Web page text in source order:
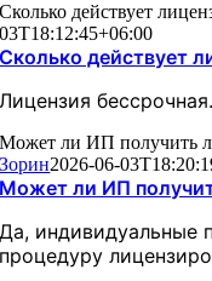
Сколько действует
03T18:12:45+06:00
Сколько действует
Лицензия бессрочная.
Может ли ИП получить
Зорин2026-06-
Может ли ИП
Да, индивидуальные
процедуру